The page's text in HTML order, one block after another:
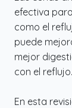
efectiva
como el
puede
mejor
con el reflujo.
En esta